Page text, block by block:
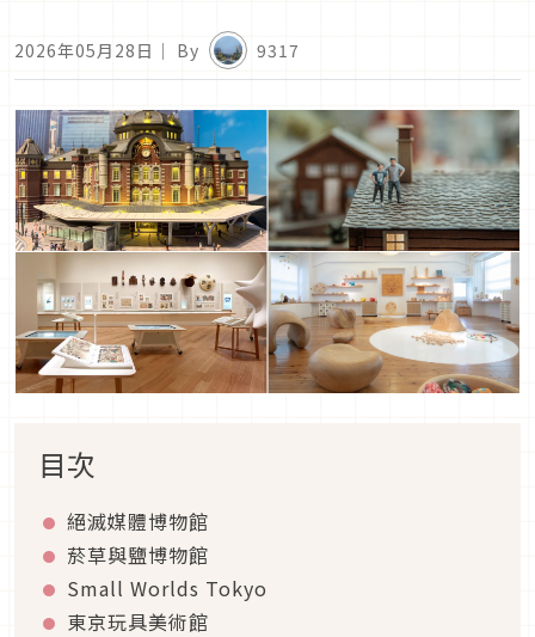
2026年05月28日 ｜ By 9317
目次
絕滅媒體博物館
菸草與鹽博物館
Small Worlds Tokyo
東京玩具美術館